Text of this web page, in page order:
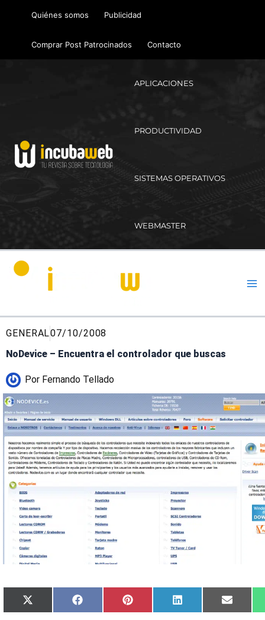
Quiénes somos Publicidad
Comprar Post Patrocinados Contacto
APLICACIONES
PRODUCTIVIDAD
SISTEMAS OPERATIVOS
WEBMASTER
GENERAL07/10/2008
NoDevice – Encuentra el controlador que buscas
Por Fernando Tellado
Compartir
en
X
(Twitter)
Compartir
en
Facebook Compartir
en
Pinterest
Compartir
en
LinkedIn
en
Email